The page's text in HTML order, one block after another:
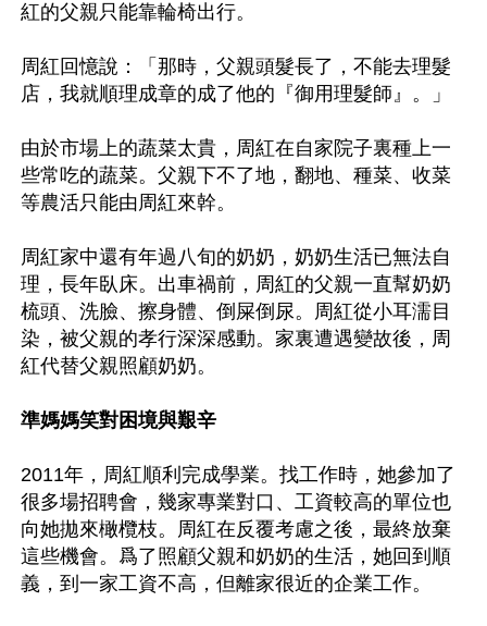
紅的父親只能靠輪椅出行。
周紅回憶說：「那時，父親頭髮長了，不能去理髮
店，我就順理成章的成了他的『御用理髮師』。」
由於市場上的蔬菜太貴，周紅在自家院子裏種上一
些常吃的蔬菜。父親下不了地，翻地、種菜、收菜
等農活只能由周紅來幹。
周紅家中還有年過八旬的奶奶，奶奶生活已無法自
理，長年臥床。出車禍前，周紅的父親一直幫奶奶
梳頭、洗臉、擦身體、倒屎倒尿。周紅從小耳濡目
染，被父親的孝行深深感動。家裏遭遇變故後，周
紅代替父親照顧奶奶。
準媽媽笑對困境與艱辛
2011年，周紅順利完成學業。找工作時，她參加了
很多場招聘會，幾家專業對口、工資較高的單位也
向她拋來橄欖枝。周紅在反覆考慮之後，最終放棄
這些機會。爲了照顧父親和奶奶的生活，她回到順
義，到一家工資不高，但離家很近的企業工作。